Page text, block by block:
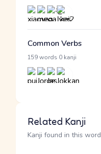
Common Verbs
159 words 0 kanji
Related Kanji
Kanji found in this word